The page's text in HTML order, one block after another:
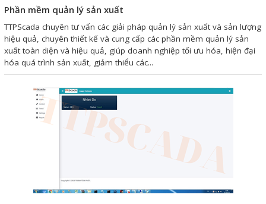
Phần mềm quản lý sản xuất
TTPScada chuyên tư vấn các giải pháp quản lý sản xuất và sản lượng
hiệu quả, chuyên thiết kế và cung cấp các phần mềm quản lý sản
xuất toàn diện và hiệu quả, giúp doanh nghiệp tối ưu hóa, hiện đại
hóa quá trình sản xuất, giảm thiểu các...
Liên hệ
Đóng
Facebook